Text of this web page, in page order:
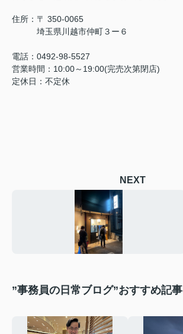
住所： 〒 350-0065
埼玉県川越市仲町３ー６
電話：0492-98-5527
営業時間：10:00～19:00(完売次第閉店)
定休日：不定休
NEXT
”事務員の日常ブログ”おすすめ記事